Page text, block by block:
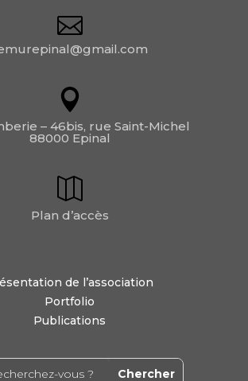
– 46bis, rue Saint-Michel
88000 Epinal
Plan d’accès
de l’association
Portfolio
Publications